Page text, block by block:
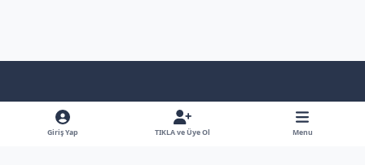
Light ModeDark Mode
y
o
Giriş Yap TIKLA ve Üye Ol Menu